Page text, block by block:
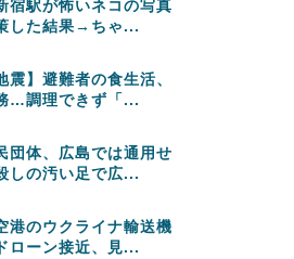
宿駅が怖いネコの写真
した結果→ちゃ...
震】避難者の食生活、
…調理できず「...
団体、広島では通用せ
しの汚い足で広...
港のウクライナ輸送機
ローン接近、見...